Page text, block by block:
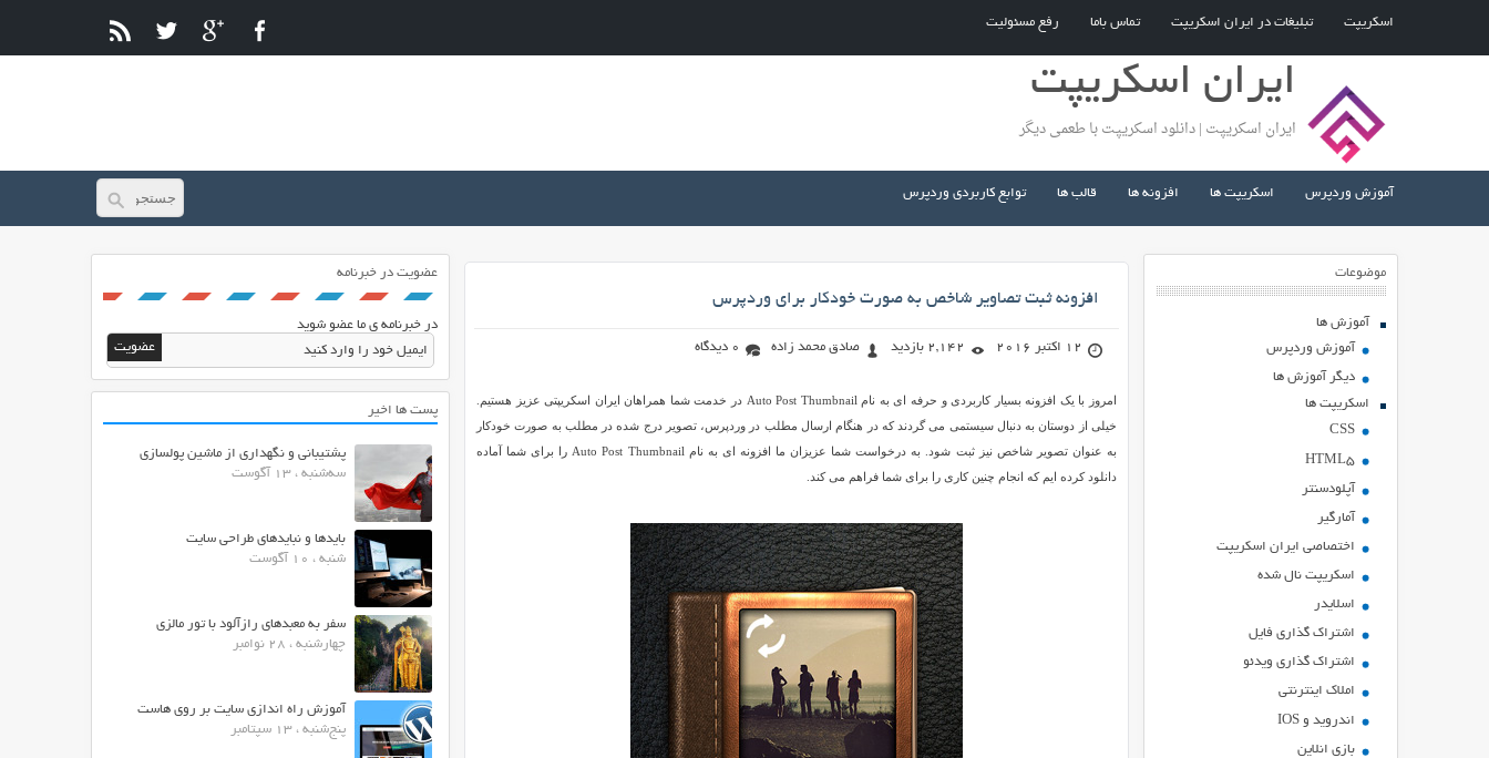
اسکریپت تبلیغات در ایران اسکریپت تماس باما رفع مسئولیت
ایران اسکریپت
ایران اسکریپت | دانلود اسکریپت با طعمی دیگر
آموزش وردپرس اسکریپت ها افزونه ها قالب ها توابع کاربردی وردپرس
موضوعات
آموزش ها
آموزش وردپرس
دیگر آموزش ها
اسکریپت ها
CSS
HTML5
آپلودسنتر
آمارگیر
اختصاصی ایران اسکریپت
اسکریپت نال شده
اسلایدر
اشتراك گذاري فايل
اشتراک گذاری ویدئو
املاک اینترنتی
اندروید و IOS
بازي انلاين
افزونه ثبت تصاویر شاخص به صورت خودکار برای وردپرس
12 اکتبر 2016 2,142 بازدید صادق محمد زاده 0 دیدگاه
امروز با یک افزونه بسیار کاربردی و حرفه ای به نام Auto Post Thumbnail در خدمت شما همراهان ایران اسکریپتی عزیز هستیم.
خیلی از دوستان به دنبال سیستمی می گردند که در هنگام ارسال مطلب در وردپرس، تصویر درج شده در مطلب به صورت خودکار
به عنوان تصویر شاخص نیز ثبت شود. به درخواست شما عزیزان ما افزونه ای به نام Auto Post Thumbnail را برای شما آماده
دانلود کرده ایم که انجام چنین کاری را برای شما فراهم می کند.
عضویت در خبرنامه
در خبرنامه ی ما عضو شوید
پست ها اخیر
پشتیبانی و نگهداری از ماشین پولسازی
سه‌شنبه ، 13 آگوست
بایدها و نبایدهای طراحی سایت
شنبه ، 10 آگوست
سفر به معبدهای رازآلود با تور مالزی
چهارشنبه ، 28 نوامبر
آموزش راه اندازی سایت بر روی هاست
پنج‌شنبه ، 13 سپتامبر